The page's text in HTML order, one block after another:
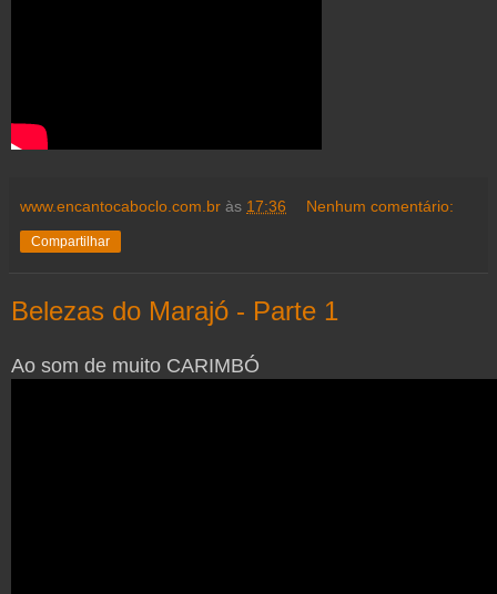
www.encantocaboclo.com.br às 17:36 Nenhum comentário:
Compartilhar
Belezas do Marajó - Parte 1
Ao som de muito CARIMBÓ